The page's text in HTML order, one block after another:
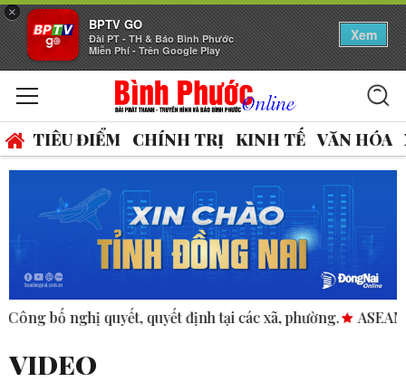
×
BPTV GO
Đài PT - TH & Báo Bình Phước
Miễn Phí - Trên Google Play
Xem
TIÊU ĐIỂM CHÍNH TRỊ KINH TẾ VĂN HÓA
định tại các xã, phường. ASEAN thúc đẩy bình đẳng
VIDEO